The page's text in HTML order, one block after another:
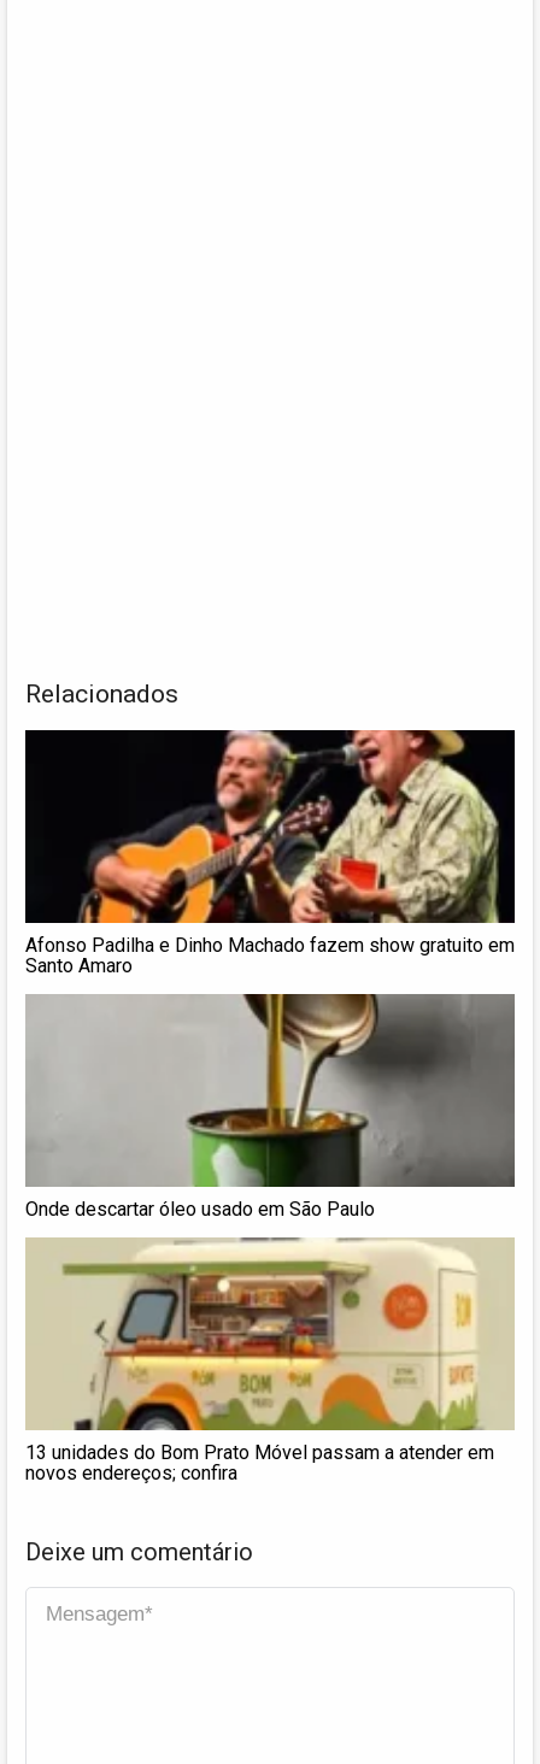
Relacionados
Afonso Padilha e Dinho Machado fazem show gratuito em
Santo Amaro
Onde descartar óleo usado em São Paulo
13 unidades do Bom Prato Móvel passam a atender em
novos endereços; confira
Deixe um comentário